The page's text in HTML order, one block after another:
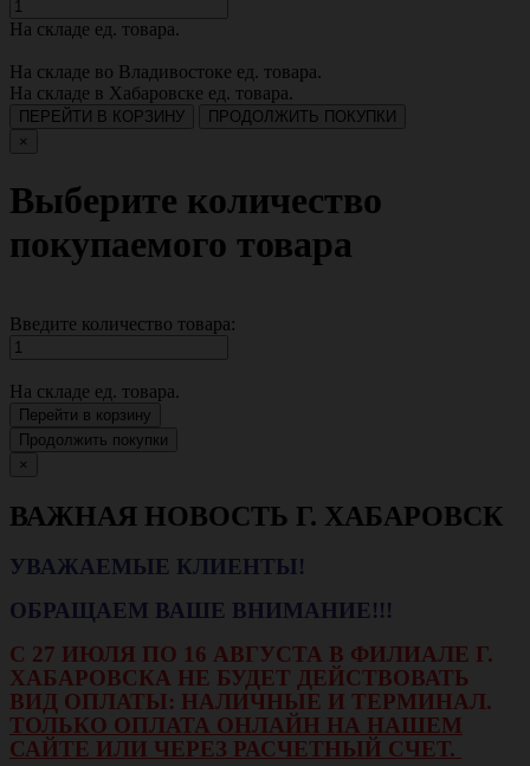
На складе ед. товара.
На складе во Владивостоке ед. товара.
На складе в Хабаровске ед. товара.
ПЕРЕЙТИ В КОРЗИНУ
ПРОДОЛЖИТЬ ПОКУПКИ
×
Выберите количество
покупаемого товара
Введите количество товара:
На складе ед. товара.
Перейти в корзину
Продолжить покупки
×
ВАЖНАЯ НОВОСТЬ Г. ХАБАРОВСК
УВАЖАЕМЫЕ КЛИЕНТЫ!
ОБРАЩАЕМ ВАШЕ ВНИМАНИЕ!!!
С 27 ИЮЛЯ ПО 16 АВГУСТА В ФИЛИАЛЕ Г.
ХАБАРОВСКА НЕ БУДЕТ ДЕЙСТВОВАТЬ
ВИД ОПЛАТЫ: НАЛИЧНЫЕ И ТЕРМИНАЛ.
ТОЛЬКО ОПЛАТА ОНЛАЙН НА НАШЕМ
САЙТЕ ИЛИ ЧЕРЕЗ РАСЧЕТНЫЙ СЧЕТ.